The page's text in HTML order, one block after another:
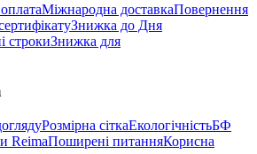
Міжнародна доставкаПовернення
Знижка до Дня
строкиЗнижка для
Розмірна сіткаЕкологічністьБФ
ReimaПоширені питанняКорисна